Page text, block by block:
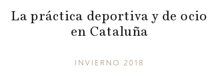
La práctica deportiva y de ocio
en Cataluña
INVIERNO 2018